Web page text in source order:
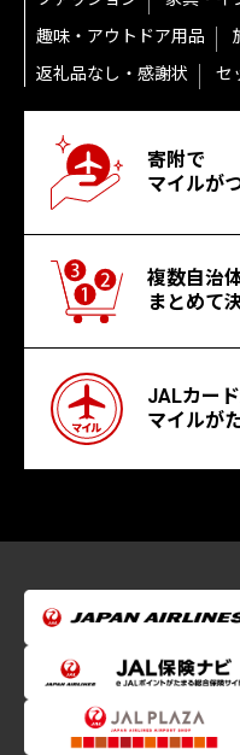
趣味・アウトドア用品
返礼品なし・感謝状
セ
寄附で
マイルが
複数自治
まとめて
JALカー
マイルが